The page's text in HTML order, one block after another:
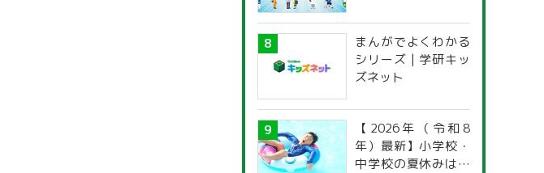
まんがでよくわかる
シリーズ | 学研キッ
ズネット
【2026年（令和8
年）最新】小学校・
中学校の夏休みはい